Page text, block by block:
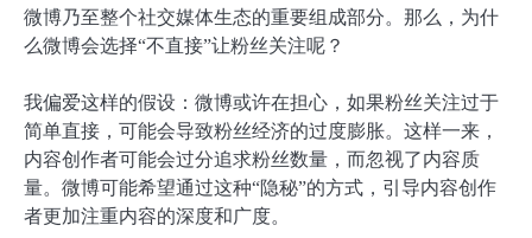
微博乃至整个社交媒体生态的重要组成部分。那么，为什
么微博会选择“不直接”让粉丝关注呢？
我偏爱这样的假设：微博或许在担心，如果粉丝关注过于
简单直接，可能会导致粉丝经济的过度膨胀。这样一来，
内容创作者可能会过分追求粉丝数量，而忽视了内容质
量。微博可能希望通过这种“隐秘”的方式，引导内容创作
者更加注重内容的深度和广度。